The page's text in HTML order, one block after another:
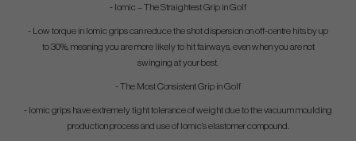
- Iomic – The Straightest Grip in Golf
- Low torque in Iomic grips can reduce the shot dispersion on off-centre hits by up
to 30%, meaning you are more likely to hit fairways, even when you are not
swinging at your best.
- The Most Consistent Grip in Golf
- Iomic grips have extremely tight tolerance of weight due to the vacuum moulding
production process and use of Iomic’s elastomer compound.